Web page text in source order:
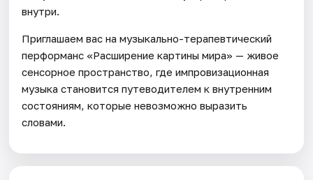
внутри.
Приглашаем вас на музыкально-терапевтический
перформанс «Расширение картины мира» — живое
сенсорное пространство, где импровизационная
музыка становится путеводителем к внутренним
состояниям, которые невозможно выразить
словами.